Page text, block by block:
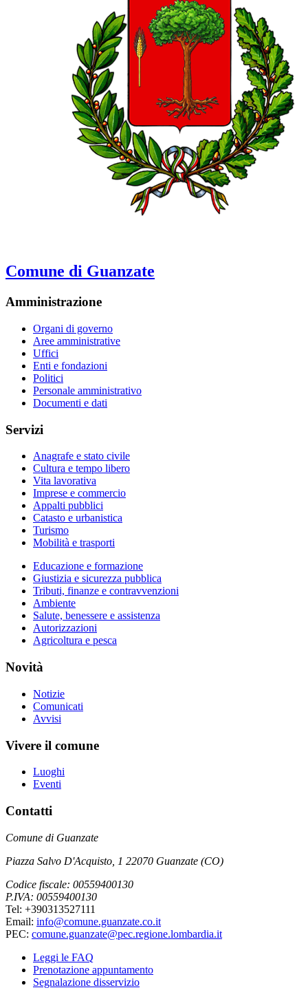
Comune di Guanzate
Amministrazione
Organi di governo
Aree amministrative
Uffici
Enti e fondazioni
Politici
Personale amministrativo
Documenti e dati
Servizi
Anagrafe e stato civile
Cultura e tempo libero
Vita lavorativa
Imprese e commercio
Appalti pubblici
Catasto e urbanistica
Turismo
Mobilità e trasporti
Educazione e formazione
Giustizia e sicurezza pubblica
Tributi, finanze e contravvenzioni
Ambiente
Salute, benessere e assistenza
Autorizzazioni
Agricoltura e pesca
Novità
Notizie
Comunicati
Avvisi
Vivere il comune
Luoghi
Eventi
Contatti
Comune di Guanzate
Piazza Salvo D'Acquisto, 1 22070 Guanzate (CO)
Codice fiscale: 00559400130
P.IVA: 00559400130
Tel: +390313527111
Email: info@comune.guanzate.co.it
PEC: comune.guanzate@pec.regione.lombardia.it
Leggi le FAQ
Prenotazione appuntamento
Segnalazione disservizio